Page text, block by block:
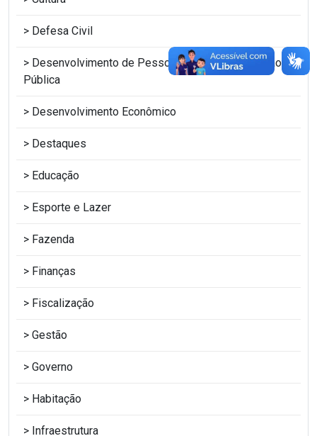
Defesa Civil
Desenvolvimento de Pessoas e Escola de Gestão
Pública
Desenvolvimento Econômico
Destaques
Educação
Esporte e Lazer
Fazenda
Finanças
Fiscalização
Gestão
Governo
Habitação
Infraestrutura